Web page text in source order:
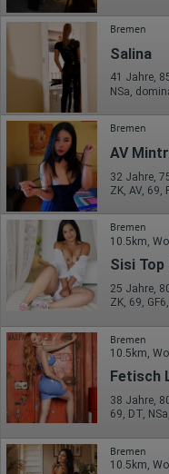
Ort der Verarbeitung:
Europäische Union & USA
Hotjar
Wir nutzen Hotjar als
Daten über das
auch im Rahmen von
auf unserer Website
Informationen verarbeiten.
Herausgeber:
Hotjar Limited, Malta
Erhobene Daten:
Datum und Uhrzeit
Gerätetyp
Geografischer
IP-Adresse
Mausbewegungen
Besuchte Seiten
Referrer URL
Bildschirmauflösung
Eindeutige
Sprachinformationen
Browser-Typ
Klicks
Domain-Name
Eindeutige
Antworten auf
Bremen
Salina
NSa,
Bremen
AV
Bremen
10.5km,
Sisi Top
ZK, 69,
Bremen
10.5km,
Fetisch
Bremen
10.5km,